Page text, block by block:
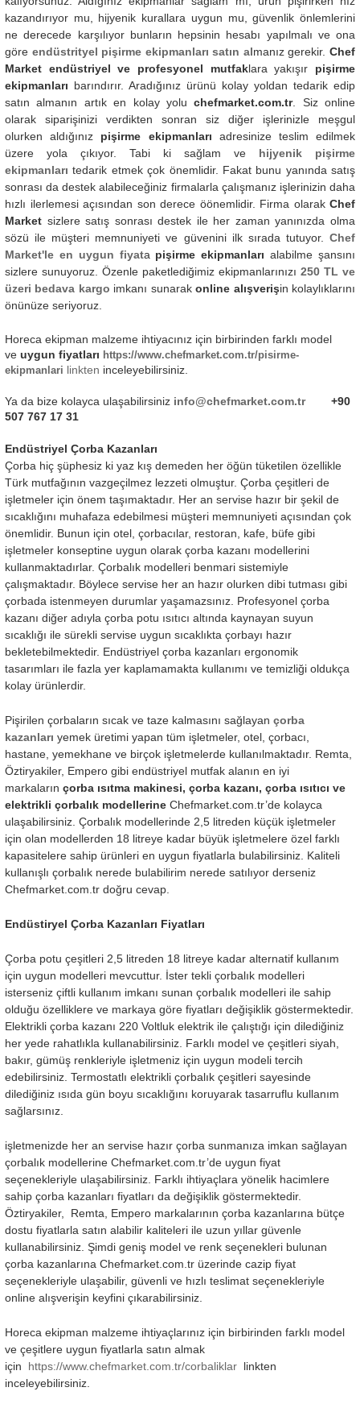
kazandırıyor mu, hijyenik kurallara uygun mu, güvenlik önlemlerini
ne derecede karşılıyor bunların hepsinin hesabı yapılmalı ve ona
göre endüstrityel pişirme ekipmanları satın almanız gerekir.Chef
Market endüstriyel ve profesyonel mutfaklara yakışır pişirme
ekipmanları barındırır. Aradığınız ürünü kolay yoldan tedarik edip
satın almanın artık en kolay yoluchefmarket.com.tr. Siz online
olarak siparişinizi verdikten sonran siz diğer işlerinizle meşgul
olurken aldığınız pişirme ekipmanları adresinize teslim edilmek
üzere yola çıkıyor. Tabi ki sağlam ve hijyenik pişirme
ekipmanlarıtedarik etmek çok önemlidir. Fakat bunu yanında satış
sonrası da destek alabileceğiniz firmalarla çalışmanız işlerinizin daha
hızlı ilerlemesi açısından son derece öönemlidir. Firma olarak Chef
Market sizlere satış sonrası destek ile her zaman yanınızda olma
sözü ile müşteri memnuniyeti ve güvenini ilk sırada tutuyor. Chef
Market'le en uygun fiyata pişirme ekipmanları alabilme şansını
sizlere sunuyoruz. Özenle paketlediğimiz ekipmanlarınızı 250 TL ve
üzeri bedava kargo imkanı sunarakonline alışverişin kolaylıklarını
önünüze seriyoruz.
Horeca ekipman malzeme ihtiyacınız için birbirinden farklı model
ve uygun fiyatları https://www.chefmarket.com.tr/pisirme-
ekipmanlari linkten inceleyebilirsiniz.
Ya da bize kolayca ulaşabilirsiniz info@chefmarket.com.tr
+90
507 767 17 31
Endüstriyel Çorba Kazanları
Çorba hiç şüphesiz ki yaz kış demeden her öğün tüketilen özellikle
Türk mutfağının vazgeçilmez lezzeti olmuştur. Çorba çeşitleri de
işletmeler için önem taşımaktadır. Her an servise hazır bir şekil de
sıcaklığını muhafaza edebilmesi müşteri memnuniyeti açısından çok
önemlidir. Bunun için otel, çorbacılar, restoran, kafe, büfe gibi
işletmeler konseptine uygun olarak çorba kazanı modellerini
kullanmaktadırlar. Çorbalık modelleri benmari sistemiyle
çalışmaktadır. Böylece servise her an hazır olurken dibi tutması gibi
çorbada istenmeyen durumlar yaşamazsınız. Profesyonel çorba
kazanı diğer adıyla çorba potu ısıtıcı altında kaynayan suyun
sıcaklığı ile sürekli servise uygun sıcaklıkta çorbayı hazır
bekletebilmektedir. Endüstriyel çorba kazanları ergonomik
tasarımları ile fazla yer kaplamamakta kullanımı ve temizliği oldukça
kolay ürünlerdir.
Pişirilen çorbaların sıcak ve taze kalmasını sağlayan çorba
kazanları yemek üretimi yapan tüm işletmeler, otel, çorbacı,
hastane, yemekhane ve birçok işletmelerde kullanılmaktadır. Remta,
Öztiryakiler, Empero gibi endüstriyel mutfak alanın en iyi
markaların çorba ısıtma makinesi, çorba kazanı, çorba ısıtıcı ve
elektrikli çorbalık modellerine Chefmarket.com.tr’de kolayca
ulaşabilirsiniz. Çorbalık modellerinde 2,5 litreden küçük işletmeler
için olan modellerden 18 litreye kadar büyük işletmelere özel farklı
kapasitelere sahip ürünleri en uygun fiyatlarla bulabilirsiniz. Kaliteli
kullanışlı çorbalık nerede bulabilirim nerede satılıyor derseniz
Chefmarket.com.tr doğru cevap.
Endüstiryel Çorba Kazanları Fiyatları
Çorba potu çeşitleri 2,5 litreden 18 litreye kadar alternatif kullanım
için uygun modelleri mevcuttur. İster tekli çorbalık modelleri
isterseniz çiftli kullanım imkanı sunan çorbalık modelleri ile sahip
olduğu özelliklere ve markaya göre fiyatları değişiklik göstermektedir.
Elektrikli çorba kazanı 220 Voltluk elektrik ile çalıştığı için dilediğiniz
her yede rahatlıkla kullanabilirsiniz. Farklı model ve çeşitleri siyah,
bakır, gümüş renkleriyle işletmeniz için uygun modeli tercih
edebilirsiniz. Termostatlı elektrikli çorbalık çeşitleri sayesinde
dilediğiniz ısıda gün boyu sıcaklığını koruyarak tasarruflu kullanım
sağlarsınız.
işletmenizde her an servise hazır çorba sunmanıza imkan sağlayan
çorbalık modellerine Chefmarket.com.tr’de uygun fiyat
seçenekleriyle ulaşabilirsiniz. Farklı ihtiyaçlara yönelik hacimlere
sahip çorba kazanları fiyatları da değişiklik göstermektedir.
Öztiryakiler, Remta, Empero markalarının çorba kazanlarına bütçe
dostu fiyatlarla satın alabilir kaliteleri ile uzun yıllar güvenle
kullanabilirsiniz. Şimdi geniş model ve renk seçenekleri bulunan
çorba kazanlarına Chefmarket.com.tr üzerinde cazip fiyat
seçenekleriyle ulaşabilir, güvenli ve hızlı teslimat seçenekleriyle
online alışverişin keyfini çıkarabilirsiniz.
Horeca ekipman malzeme ihtiyaçlarınız için birbirinden farklı model
ve çeşitlere uygun fiyatlarla satın almak
için
https://www.chefmarket.com.tr/corbaliklar linkten
inceleyebilirsiniz.